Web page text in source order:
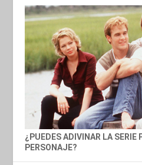
¿PUEDES ADIVINAR LA SERIE
PERSONAJE?